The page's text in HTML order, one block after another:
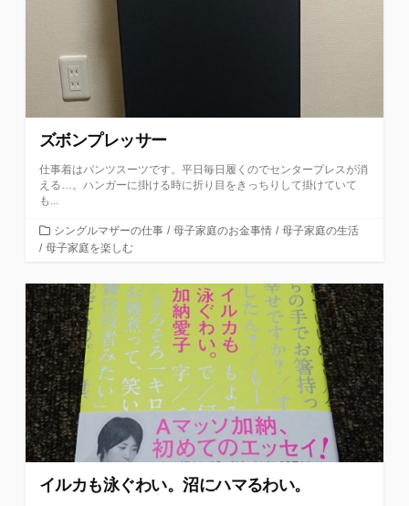
ズボンプレッサー
仕事着はパンツスーツです。平日毎日履くのでセンタープレスが消
える…。ハンガーに掛ける時に折り目をきっちりして掛けていて
も...
カ
テ
リ
ー
シングルマザーの仕事 / 母子家庭のお金事情 / 母子家庭の生活
/ 母子家庭を楽しむ
イルカも泳ぐわい。沼にハマるわい。